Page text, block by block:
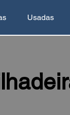
Usadas